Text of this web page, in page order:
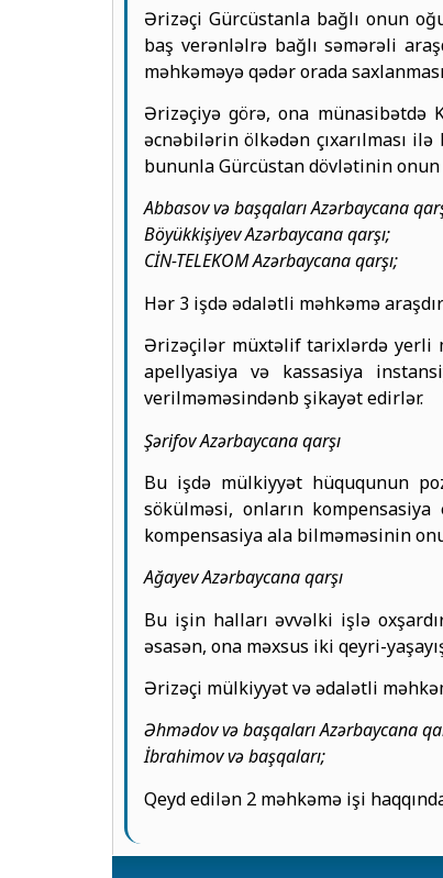
Ərizəçi Gürcüstanla bağlı onun
baş verənləlrə bağlı səmərəli
məhkəməyə qədər orada
Ərizəçiyə görə, ona münasibətdə
əcnəbilərin ölkədən çıxarılması
bununla Gürcüstan dövlətinin onun
Abbasov və başqaları Azərbaycana
Böyükkişiyev Azərbaycana qarşı;
CİN-TELEKOM Azərbaycana qarşı;
Hər 3 işdə ədalətli məhkəmə
Ərizəçilər müxtəlif tarixlərdə yerli
apellyasiya və kassasiya
verilməməsindənb şikayət edirlər.
Şərifov Azərbaycana qarşı
Bu işdə mülkiyyət hüququnun
sökülməsi, onların
kompensasiya ala bilməməsinin
Ağayev Azərbaycana qarşı
Bu işin halları əvvəlki işlə
əsasən, ona məxsus iki qeyri-
Ərizəçi mülkiyyət və ədalətli
Əhmədov və başqaları Azərbaycana
İbrahimov və başqaları;
Qeyd edilən 2 məhkəmə işi